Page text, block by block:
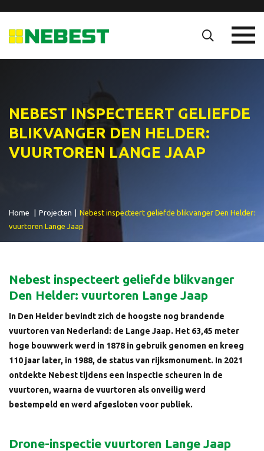
NEBEST INSPECTEERT GELIEFDE
BLIKVANGER DEN HELDER:
VUURTOREN LANGE JAAP
Home Projecten
Nebest inspecteert geliefde blikvanger Den Helder:
vuurtoren Lange Jaap
Nebest inspecteert geliefde blikvanger
Den Helder: vuurtoren Lange Jaap
In Den Helder bevindt zich de hoogste nog brandende
vuurtoren van Nederland: de Lange Jaap. Het 63,45 meter
hoge bouwwerk werd in 1878 in gebruik genomen en kreeg
110 jaar later, in 1988, de status van rijksmonument. In 2021
ontdekte Nebest tijdens een inspectie scheuren in de
vuurtoren, waarna de vuurtoren als onveilig werd
bestempeld en werd afgesloten voor publiek.
Drone-inspectie vuurtoren Lange Jaap